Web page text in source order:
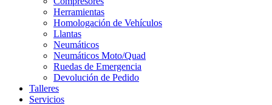
Herramientas
Homologación de Vehículos
Llantas
Neumáticos
Neumáticos Moto/Quad
Ruedas de Emergencia
Devolución de Pedido
Talleres
Servicios